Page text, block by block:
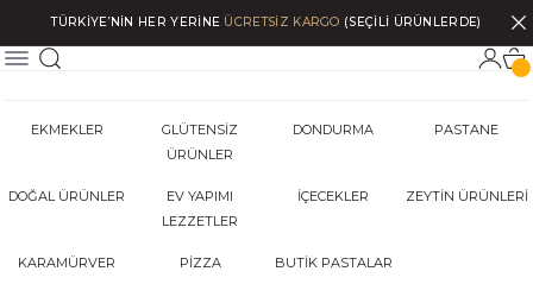
TÜRKİYE’NİN HER YERİNE ÜCRETSİZ KARGO (SEÇİLİ ÜRÜNLERDE)
EKMEKLER
GLÜTENSİZ
ÜRÜNLER
DONDURMA PASTANE
DOĞAL ÜRÜNLER
EV YAPIMI
LEZZETLER
İÇECEKLER ZEYTİN ÜRÜNLERİ
KARAMÜRVER PİZZA BUTİK PASTALAR